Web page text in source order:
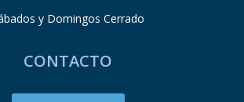
y Domingos Cerrado
CONTACTO